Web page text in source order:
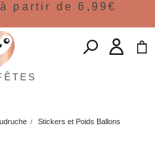
partir de 6,99€
Stickers et Poids Ballons